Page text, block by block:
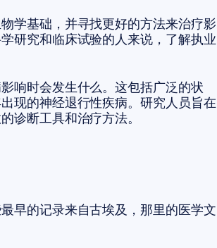
学基础，并寻找更好的方法来治疗影
研究和临床试验的人来说，了解执业
响时会发生什么。这包括广泛的状
现的神经退行性疾病。研究人员旨在
诊断工具和治疗方法。
早的记录来自古埃及，那里的医学文